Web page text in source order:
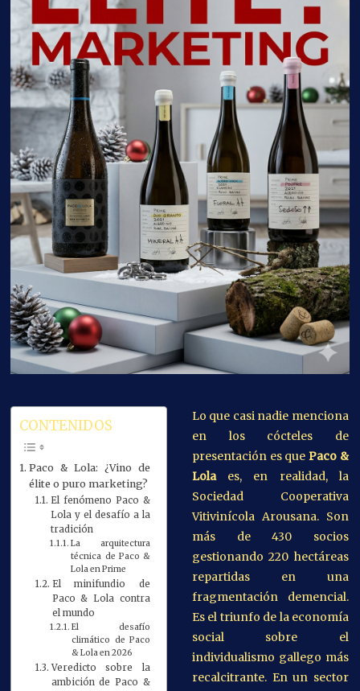
CONTENIDOS
Paco & Lola: ¿Vino de
élite o puro marketing?
El fenómeno Paco &
Lola y el desafío a la
tradición
La arquitectura
técnica de Paco &
Lola en Prime
El minifundio de
Paco & Lola contra
el mundo
El desafío
climático de Paco
& Lola en 2026
Veredicto sobre la
ambición de Paco &
Lo que casi nadie menciona
en los cócteles de
presentación es que Paco &
Lolaes, en realidad, la
Sociedad Cooperativa
Vitivinícola Arousana. Son
más de 430 socios
gestionando 220 hectáreas
repartidas en una
fragmentación demencial.
Es el triunfo de la economía
social sobre el
individualismo gallego más
recalcitrante. En un sector